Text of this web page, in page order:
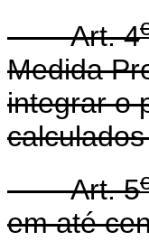
Art. 4
Medida
integrar o
Art. 5
em até